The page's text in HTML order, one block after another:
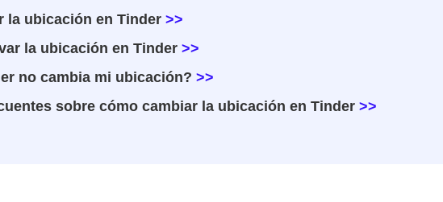
la ubicación en Tinder >>
la ubicación en Tinder >>
no cambia mi ubicación? >>
sobre cómo cambiar la ubicación en Tinder >>